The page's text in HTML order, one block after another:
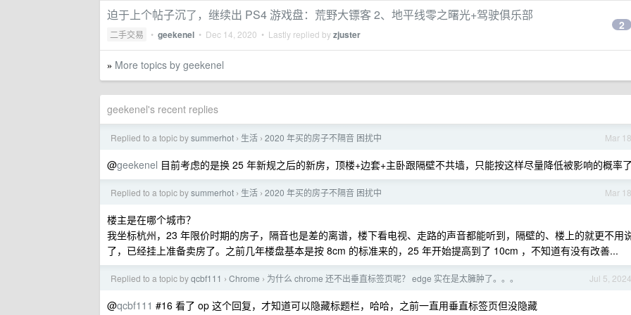
迫于上个帖子沉了，继续出 PS4 游戏盘：荒野大镖客 2、地平线零之曙光+驾驶俱乐部
二手交易 • geekenel • Dec 14, 2020 • Lastly replied byzjuster
2
» More topics by geekenel
geekenel's recent replies
Mar 18
Replied to a topic bysummerhot › 生活 › 2020 年买的房子不隔音 困扰中
@geekenel 目前考虑的是换 25 年新规之后的新房，顶楼+边套+主卧跟隔壁不共墙，只能按这样尽量降低被影响的概率了
Mar 18
Replied to a topic bysummerhot › 生活 › 2020 年买的房子不隔音 困扰中
楼主是在哪个城市？
我坐标杭州，23 年限价时期的房子，隔音也是差的离谱，楼下看电视、走路的声音都能听到，隔壁的、楼上的就更不用
了，已经挂上准备卖房了。之前几年楼盘基本是按 8cm 的标准来的，25 年开始提高到了 10cm ，不知道有没有改善...
Jul 5, 2024
Replied to a topic byqcbf111 › Chrome › 为什么 chrome 还不出垂直标签页呢？ edge 实在是太臃肿了。。。
@qcbf111 #16 看了 op 这个回复，才知道可以隐藏标题栏，哈哈，之前一直用垂直标签页但没隐藏